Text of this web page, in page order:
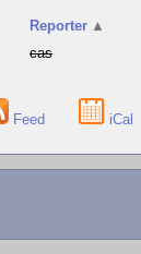
Reporter ▲
cas
Feed iCal